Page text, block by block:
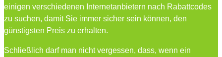
einigen verschiedenen Internetanbietern nach Rabattcodes
zu suchen, damit Sie immer sicher sein können, den
günstigsten Preis zu erhalten.
Schließlich darf man nicht vergessen, dass, wenn ein